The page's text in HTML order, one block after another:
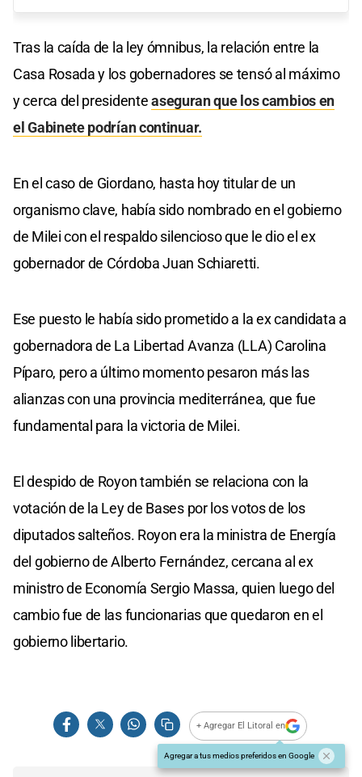
Tras la caída de la ley ómnibus, la relación entre la
Casa Rosada y los gobernadores se tensó al máximo
y cerca del presidenteaseguran que los cambios en
el Gabinete podrían continuar.
En el caso de Giordano, hasta hoy titular de un
organismo clave, había sido nombrado en el gobierno
de Milei con el respaldo silencioso que le dio el ex
gobernador de Córdoba Juan Schiaretti.
Ese puesto le había sido prometido a la ex candidata a
gobernadora de La Libertad Avanza (LLA) Carolina
Píparo, pero a último momento pesaron más las
alianzas con una provincia mediterránea, que fue
fundamental para la victoria de Milei.
El despido de Royon también se relaciona con la
votación de la Ley de Bases por los votos de los
diputados salteños. Royon era la ministra de Energía
del gobierno de Alberto Fernández, cercana al ex
ministro de Economía Sergio Massa, quien luego del
cambio fue de las funcionarias que quedaron en el
gobierno libertario.
+ Agregar El Litoral en
Agregar a tus medios preferidos en Google